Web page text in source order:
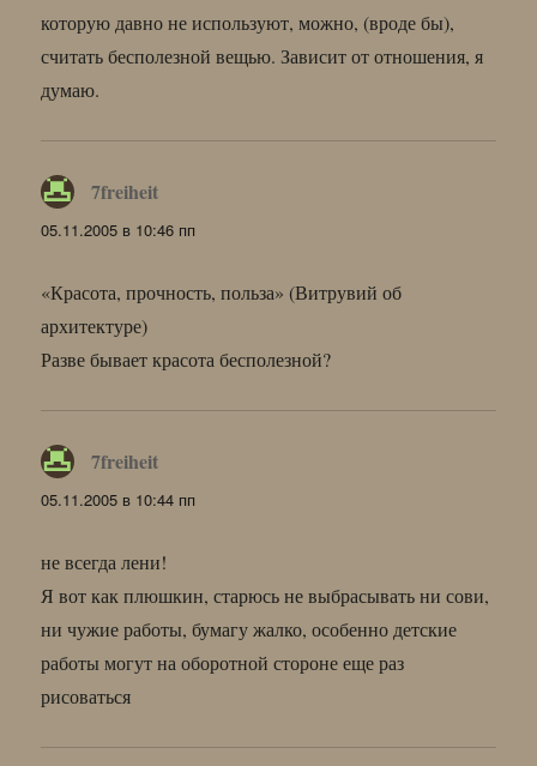
которую давно не используют, можно, (вроде бы),
считать бесполезной вещью. Зависит от отношения, я
думаю.
7freiheit
05.11.2005 в 10:46 пп
«Красота, прочность, польза» (Витрувий об
архитектуре)
Разве бывает красота бесполезной?
7freiheit
05.11.2005 в 10:44 пп
не всегда лени!
Я вот как плюшкин, старюсь не выбрасывать ни сови,
ни чужие работы, бумагу жалко, особенно детские
работы могут на оборотной стороне еще раз
рисоваться